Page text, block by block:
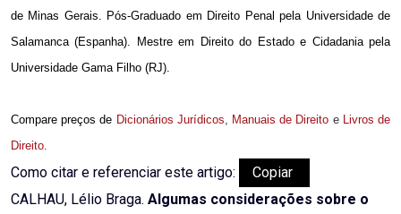
de Minas Gerais. Pós-Graduado em Direito Penal pela Universidade de
Salamanca (Espanha). Mestre em Direito do Estado e Cidadania pela
Universidade Gama Filho (RJ).
Compare preços de Dicionários Jurídicos, Manuais de Direito e Livros de
Direito.
Como citar e referenciar este artigo:
Copiar
CALHAU, Lélio Braga. Algumas considerações sobre o